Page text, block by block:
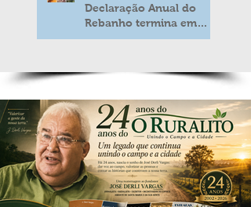
Declaração Anual do
Rebanho termina em
duas semanas